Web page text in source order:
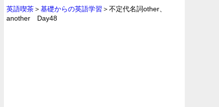
英語喫茶＞基礎からの英語学習 ＞不定代名詞other、
another Day48